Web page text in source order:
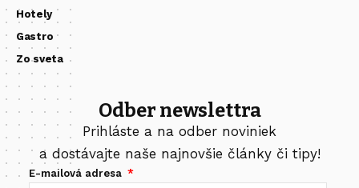
Hotely
Gastro
Zo sveta
Odber newslettra
Prihláste a na odber noviniek
a dostávajte naše najnovšie články či tipy!
E-mailová adresa